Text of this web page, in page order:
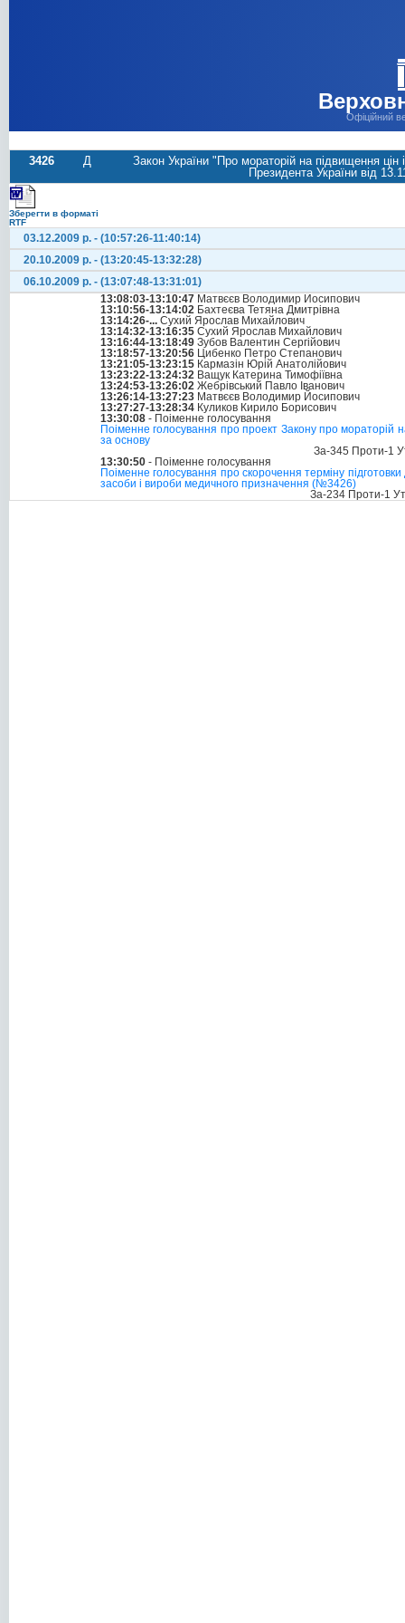
Офіційний
3426 Д
Закон України "Про мораторій на підвищення цін
Президента України вiд
Зберегти в форматі
RTF
03.12.2009 р. - (10:57:26-11:40:14)
20.10.2009 р. - (13:20:45-13:32:28)
06.10.2009 р. - (13:07:48-13:31:01)
13:08:03-13:10:47 Матвєєв Володимир Йосипович
13:10:56-13:14:02 Бахтеєва Тетяна Дмитрівна
13:14:26-... Сухий Ярослав Михайлович
13:14:32-13:16:35 Сухий Ярослав Михайлович
13:16:44-13:18:49 Зубов Валентин Сергійович
13:18:57-13:20:56 Цибенко Петро Степанович
13:21:05-13:23:15 Кармазін Юрій Анатолійович
13:23:22-13:24:32 Ващук Катерина Тимофіївна
13:24:53-13:26:02 Жебрівський Павло Іванович
13:26:14-13:27:23 Матвєєв Володимир Йосипович
13:27:27-13:28:34 Куликов Кирило Борисович
13:30:08 - Поіменне голосування
Поіменне голосування про проект Закону про мораторій
за основу
За-345 Проти-1
13:30:50 - Поіменне голосування
Поіменне голосування про скорочення терміну
засоби і вироби медичного призначення (№3426)
За-234 Проти-1